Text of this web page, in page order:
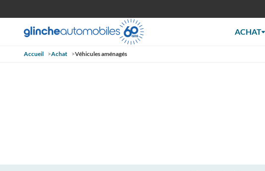
ACHAT
Accueil >Achat >Véhicules aménagés